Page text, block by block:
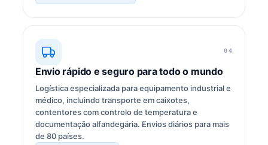
04
Envio rápido e seguro para todo o mundo
Logística especializada para equipamento industrial e
médico, incluindo transporte em caixotes,
contentores com controlo de temperatura e
documentação alfandegária. Envios diários para mais
de 80 países.